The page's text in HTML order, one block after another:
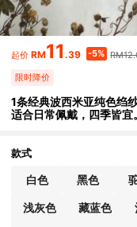
起价 RM11 .39 -5%
限时降价
1条经典波西米亚纯色绉
适合日常佩戴，四季皆宜。
款式
白色 黑色
浅灰色 藏蓝色